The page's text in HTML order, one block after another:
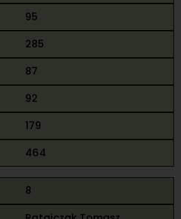
95
285
87
92
179
464
8